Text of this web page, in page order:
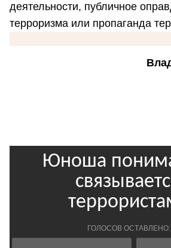
деятельности, публичное
терроризма или пропаганда